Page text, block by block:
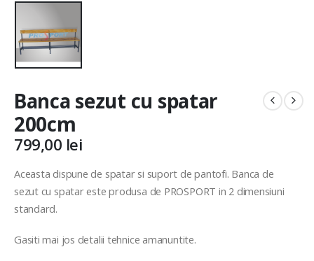
Banca sezut cu spatar
200cm
799,00 lei
Aceasta dispune de spatar si suport de pantofi. Banca de
sezut cu spatar este produsa de PROSPORT in 2 dimensiuni
standard.
Gasiti mai jos detalii tehnice amanuntite.